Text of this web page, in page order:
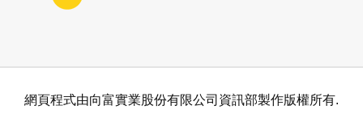
網頁程式由向富實業股份有限公司資訊部製作版權所有.